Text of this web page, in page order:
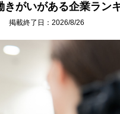
がいがある企業ラン
掲載終了日：2026/8/26